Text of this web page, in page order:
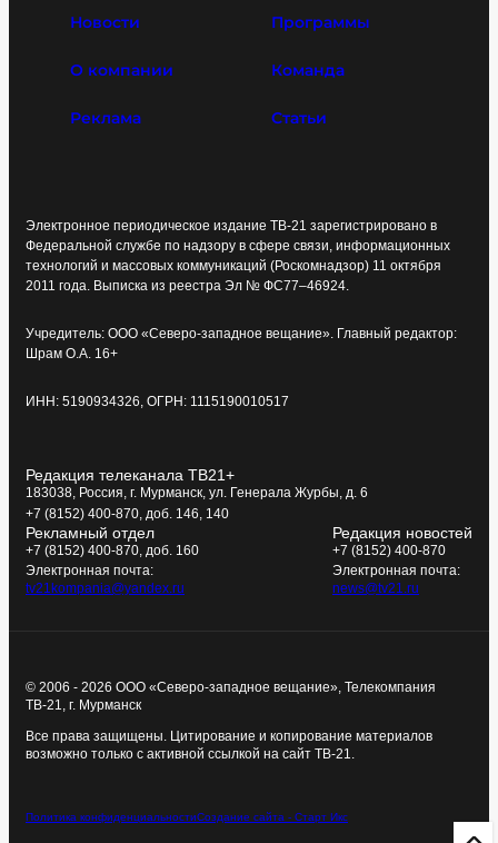
Новости Программы
О компании Команда
Реклама Статьи
Электронное периодическое издание ТВ-21 зарегистрировано в
Федеральной службе по надзору в сфере связи, информационных
технологий и массовых коммуникаций (Роскомнадзор) 11 октября
2011 года. Выписка из реестра Эл № ФС77–46924.
Учредитель: ООО «Северо-западное вещание». Главный редактор:
Шрам О.А. 16+
ИНН: 5190934326, ОГРН: 1115190010517
Редакция телеканала ТВ21+
183038, Россия, г. Мурманск, ул. Генерала Журбы, д. 6
+7 (8152) 400-870, доб. 146, 140
Рекламный отдел
+7 (8152) 400-870, доб. 160
Электронная почта:
tv21kompania@yandex.ru
Редакция новостей
+7 (8152) 400-870
Электронная почта:
news@tv21.ru
© 2006 - 2026 ООО «Северо-западное вещание», Телекомпания
ТВ-21, г. Мурманск
Все права защищены. Цитирование и копирование материалов
возможно только с активной ссылкой на сайт ТВ-21.
Политика конфиденциальностиСоздание сайта - Старт Икс